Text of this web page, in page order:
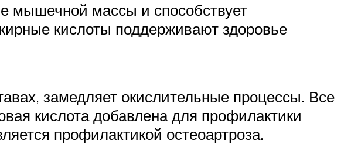
мышечной массы и способствует
кислоты поддерживают здоровье
замедляет окислительные процессы. Все
кислота добавлена для профилактики
профилактикой остеоартроза.